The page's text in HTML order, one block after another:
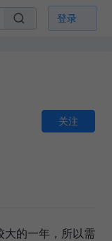
登录
关注
大的一年，所以需